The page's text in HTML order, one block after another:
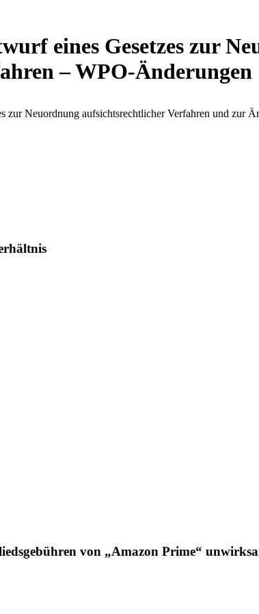
eines Gesetzes zur
– WPO-Änderungen
Neuordnung aufsichtsrechtlicher Verfahren und zur
von „Amazon Prime“